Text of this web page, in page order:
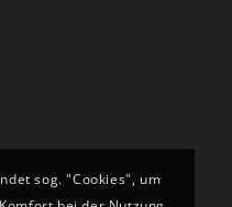
sog. "Cookies", um